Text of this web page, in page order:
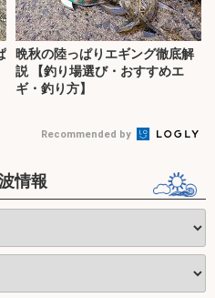
晩秋の陸っぱりエギング徹底解
説 【釣り場選び・おすすめエ
ギ・釣り方】
Recommended by
情報